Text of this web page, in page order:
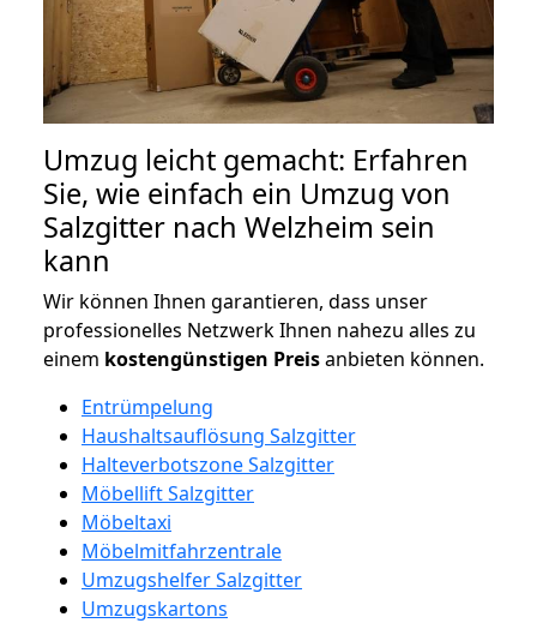
Umzug leicht gemacht: Erfahren
Sie, wie einfach ein Umzug von
Salzgitter nach Welzheim sein
kann
Wir können Ihnen garantieren, dass unser
professionelles Netzwerk Ihnen nahezu alles zu
einem kostengünstigen Preisanbieten können.
Entrümpelung
Haushaltsauflösung Salzgitter
Halteverbotszone Salzgitter
Möbellift Salzgitter
Möbeltaxi
Möbelmitfahrzentrale
Umzugshelfer Salzgitter
Umzugskartons